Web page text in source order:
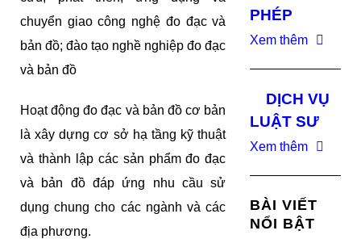
chuyển giao công nghệ đo đạc và
bản đồ; đào tạo nghề nghiệp đo đạc
và bản đồ
Hoạt động đo đạc và bản đồ cơ bản
là xây dựng cơ sở hạ tầng kỹ thuật
và thành lập các sản phẩm đo đạc
và bản đồ đáp ứng nhu cầu sử
dụng chung cho các ngành và các
địa phương.
PHÉP
Xem thêm
DỊCH VỤ
LUẬT SƯ
Xem thêm
BÀI VIẾT
NỔI BẬT